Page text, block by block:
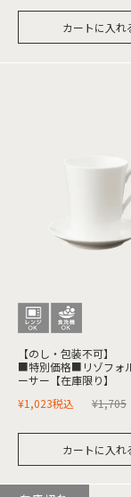
カートに入れ
【のし・包装不可】
■特別価格■リゾフォ
ーサー【在庫限り】
¥1,705
¥1,023税込
カートに入れ